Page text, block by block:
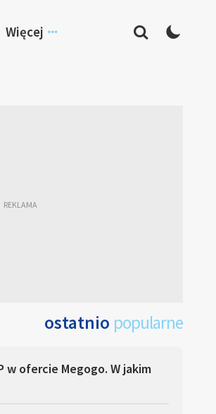
Więcej
ostatnio popularne
w ofercie Megogo. W jakim